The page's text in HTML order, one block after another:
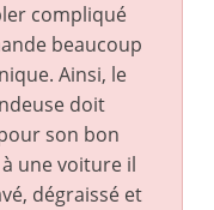
compliqué
beaucoup
Ainsi, le
doit
son bon
une voiture il
dégraissé et